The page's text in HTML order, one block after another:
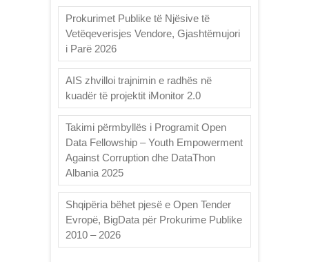
Prokurimet Publike të Njësive të
Vetëqeverisjes Vendore, Gjashtëmujori
i Parë 2026
AIS zhvilloi trajnimin e radhës në
kuadër të projektit iMonitor 2.0
Takimi përmbyllës i Programit Open
Data Fellowship – Youth Empowerment
Against Corruption dhe DataThon
Albania 2025
Shqipëria bëhet pjesë e Open Tender
Evropë, BigData për Prokurime Publike
2010 – 2026